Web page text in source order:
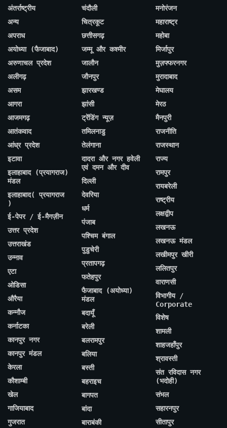
अंतर्राष्ट्रीय
अन्य
अपराध
अयोध्या (फैजाबाद)
अरुणाचल प्रदेश
अलीगढ़
असम
आगरा
आजमगढ़
आतंकवाद
आंध्र प्रदेश
इटावा
इलाहाबाद (प्रयागराज)
मंडल
इलाहाबाद( प्रयागराज
)
ई-पेपर / ई-मैगज़ीन
उत्तर प्रदेश
उत्तराखंड
उन्नाव
एटा
ओडिसा
औरैया
कन्नौज
कर्नाटका
कानपुर नगर
कानपुर मंडल
केरला
कौशाम्बी
खेल
गाजियाबाद
गुजरात
चंदौली
चित्रकूट
छत्तीसगढ़
जम्मू और कश्मीर
जालौन
जौनपुर
झारखण्ड
झांसी
ट्रेंडिंग न्यूज़
तमिलनाडु
तेलंगाना
दादरा और नगर हवेली
एवं दमन और दीव
दिल्ली
देवरिया
धर्म
पंजाब
पश्चिम बंगाल
पुडुचेरी
प्रतापगढ़
फतेहपुर
फैजाबाद (अयोध्या)
मंडल
बदायूँ
बरेली
बलरामपुर
बलिया
बस्ती
बहराइच
बागपत
बांदा
बाराबंकी
मनोरंजन
महाराष्ट्र
महोबा
मिर्जापुर
मुज़फ्फरनगर
मुरादाबाद
मेघालय
मेरठ
मैनपुरी
राजनीति
राजस्थान
राज्य
रामपुर
रायबरेली
राष्ट्रीय
लक्षद्वीप
लखनऊ
लखनऊ मंडल
लखीमपुर खीरी
ललितपुर
वाराणसी
विभागीय /
Corporate
विशेष
शामली
शाहजहाँपुर
श्रावस्ती
संत रविदास नगर
(भदोही)
संभल
सहारनपुर
सीतापुर